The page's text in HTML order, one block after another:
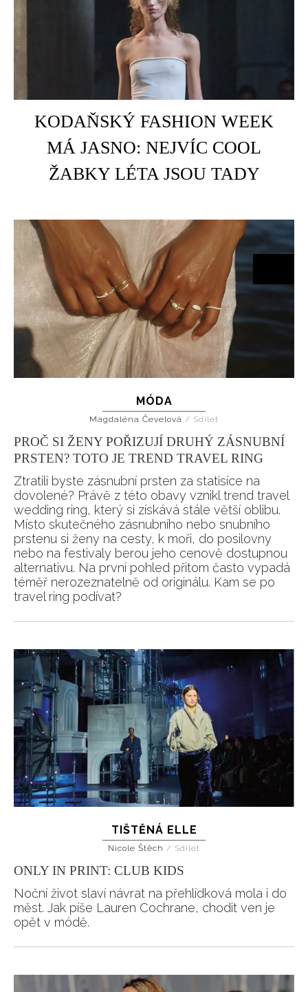
HOME
KODAŇSKÝ FASHION WEEK
MÁ JASNO: NEJVÍC COOL
ŽABKY LÉTA JSOU TADY
MÓDA
Magdaléna Čevelová / Sdílet
PROČ SI ŽENY POŘIZUJÍ DRUHÝ ZÁSNUBNÍ
PRSTEN? TOTO JE TREND TRAVEL RING
Ztratili byste zásnubní prsten za statisíce na
dovolené? Právě z této obavy vznikl trend travel
wedding ring, který si získává stále větší oblibu.
Místo skutečného zásnubního nebo snubního
prstenu si ženy na cesty, k moři, do posilovny
nebo na festivaly berou jeho cenově dostupnou
alternativu. Na první pohled přitom často vypadá
téměř nerozeznatelně od originálu. Kam se po
travel ring podívat?
TIŠTĚNÁ ELLE
Nicole Štěch / Sdílet
ONLY IN PRINT: CLUB KIDS
Noční život slaví návrat na přehlídková mola i do
měst. Jak píše Lauren Cochrane, chodit ven je
opět v módě.